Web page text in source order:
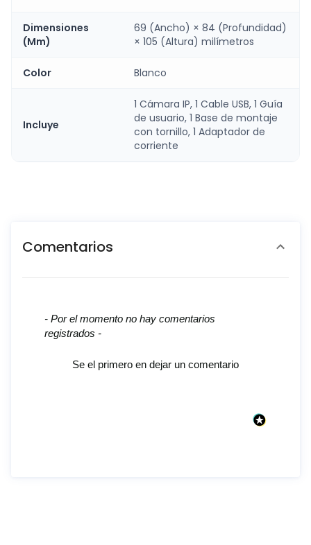
Dimensiones
(Mm)
69 (Ancho) × 84 (Profundidad)
× 105 (Altura) milímetros
Color Blanco
Incluye
1 Cámara IP, 1 Cable USB, 1 Guía
de usuario, 1 Base de montaje
con tornillo, 1 Adaptador de
corriente
Comentarios
- Por el momento no hay comentarios
registrados -
Se el primero en dejar un comentario
New content loaded